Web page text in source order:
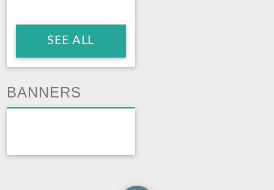
SEE ALL
BANNERS